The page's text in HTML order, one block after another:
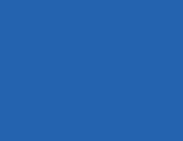
beantragen
einer Ökokonto-
innerhalb derselben
oder bei Bezug von